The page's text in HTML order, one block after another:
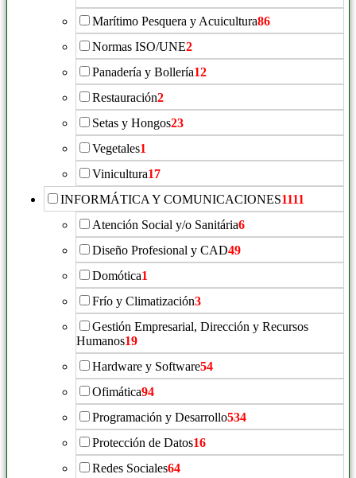
Marítimo Pesquera y Acuicultura86
Normas ISO/UNE2
Panadería y Bollería12
Restauración2
Setas y Hongos23
Vegetales1
Vinicultura17
INFORMÁTICA Y COMUNICACIONES1111
Atención Social y/o Sanitária6
Diseño Profesional y CAD49
Domótica1
Frío y Climatización3
Gestión Empresarial, Dirección y Recursos
Humanos19
Hardware y Software54
Ofimática94
Programación y Desarrollo534
Protección de Datos16
Redes Sociales64